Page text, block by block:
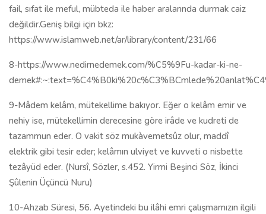
fail, sıfat ile meful, mübteda ile haber aralarında durmak caiz
değildir.Geniş bilgi için bkz:
https://www.islamweb.net/ar/library/content/231/66
8-https://www.nedirnedemek.com/%C5%9Fu-kadar-ki-ne-
9-Mâdem kelâm, mütekellime bakıyor. Eğer o kelâm emir ve
nehiy ise, mütekellimin derecesine göre irâde ve kudreti de
tazammun eder. O vakit söz mukàvemetsûz olur, maddî
elektrik gibi tesir eder; kelâmın ulviyet ve kuvveti o nisbette
tezâyüd eder. (Nursî, Sözler, s.452. Yirmi Beşinci Söz, İkinci
Şûlenin Üçüncü Nuru)
10-Ahzab Süresi, 56. Ayetindeki bu ilâhi emri çalışmamızın ilgili